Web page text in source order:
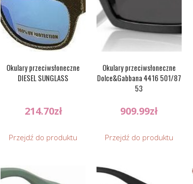
Okulary przeciwsłoneczne
DIESEL SUNGLASS
214.70zł
Przejdź do produktu
Okulary przeciwsłoneczne
Dolce&Gabbana 4416 501/87
53
909.99zł
Przejdź do produktu